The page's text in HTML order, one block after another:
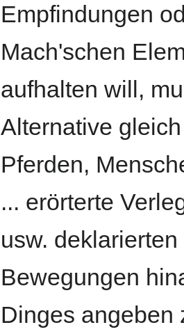
Empfindungen
Mach'schen
aufhalten will,
Alternative
Pferden,
... erörterte
usw.
Bewegungen
Dinges angeben